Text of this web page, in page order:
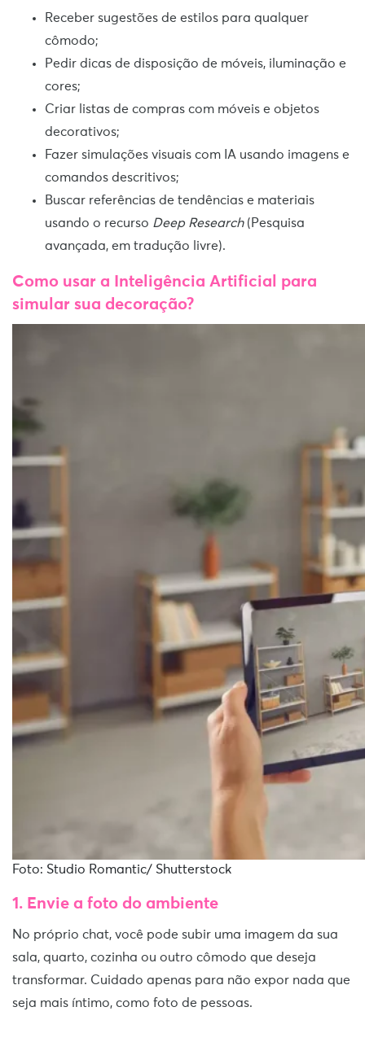
Receber sugestões de estilos para qualquer
cômodo;
Pedir dicas de disposição de móveis, iluminação e
cores;
Criar listas de compras com móveis e objetos
decorativos;
Fazer simulações visuais com IA usando imagens e
comandos descritivos;
Buscar referências de tendências e materiais
usando o recurso Deep Research(Pesquisa
avançada, em tradução livre).
Como usar a Inteligência Artificial para
simular sua decoração?
Foto: Studio Romantic/ Shutterstock
1. Envie a foto do ambiente
No próprio chat, você pode subir uma imagem da sua
sala, quarto, cozinha ou outro cômodo que deseja
transformar. Cuidado apenas para não expor nada que
seja mais íntimo, como foto de pessoas.